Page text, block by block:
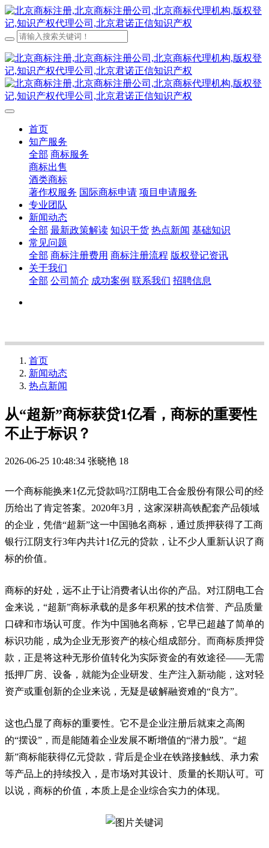
首页
知产服务
全部 商标服务
商标出售
酒类商标
著作权服务 国际商标申请 项目申请服务
专业团队
新闻动态
全部 最新政策解读 知识干货 热点新闻 基础知识
常见问题
全部 商标注册费用 商标注册流程 版权登记资讯
关于我们
全部 公司简介 成功案例 联系我们 招聘信息
首页
新闻动态
热点新闻
从“超新”商标获贷1亿看，商标的重要性
不止于标识？
2026-06-25 10:48:34 张晓艳 18
一个商标能换来1亿元贷款吗?江阴电工合金股份有限公司的经
历给出了肯定答案。2020年3月，这家深耕高铁配套产品领域
的企业，凭借“超新”这一中国驰名商标，通过质押获得了工商
银行江阴支行3年内共计1亿元的贷款，让不少人重新认识了商
标的价值。
商标的好处，远不止于让消费者认出你的产品。对江阴电工合
金来说，“超新”商标承载的是多年积累的技术信誉、产品质量
口碑和市场认可度。作为中国驰名商标，它早已超越了简单的
标识功能，成为企业无形资产的核心组成部分。而商标质押贷
款，正是将这种无形价值转化为实际资金的有效途径——无需
抵押厂房、设备，就能为企业研发、生产注入新动能，这对轻
资产或重创新的企业来说，无疑是破解融资难的“良方”。
这也凸显了商标的重要性。它不是企业注册后就束之高阁
的“摆设”，而是能随着企业发展不断增值的“潜力股”。“超
新”商标能获得亿元贷款，背后是企业在铁路接触线、承力索
等产品上的持续投入，是市场对其设计、质量的长期认可。可
以说，商标的价值，本质上是企业综合实力的体现。